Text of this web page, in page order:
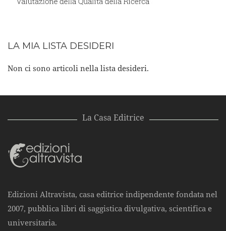
LA MIA LISTA DESIDERI
Non ci sono articoli nella lista desideri.
La Casa Editrice
Edizioni Altravista, casa editrice indipendente fondata nel
2007, pubblica libri di saggistica divulgativa, scientifica e
universitaria.